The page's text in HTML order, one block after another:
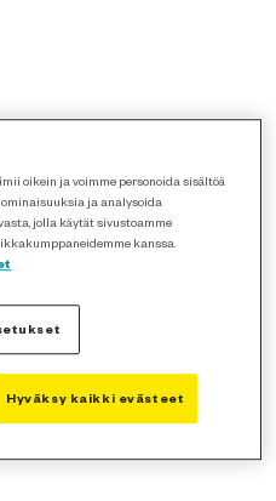
oikein ja voimme personoida sisältöä
ja analysoida
jolla käytät sivustoamme
kanssa.
Hyväksy kaikki evästeet